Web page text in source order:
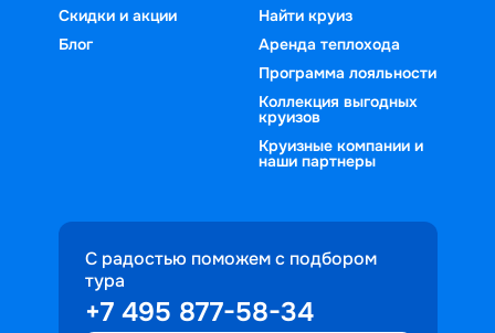
Скидки и акции
Блог
Найти круиз
Аренда теплохода
Программа лояльности
Коллекция выгодных
круизов
Круизные компании и
наши партнеры
С радостью поможем с подбором
тура
+7 495 877-58-34